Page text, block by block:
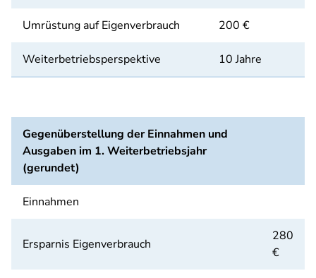
Umrüstung auf Eigenverbrauch 200 €
Weiterbetriebsperspektive 10 Jahre
Gegenüberstellung der Einnahmen und
Ausgaben im 1. Weiterbetriebsjahr
(gerundet)
Einnahmen
Ersparnis Eigenverbrauch
280
€